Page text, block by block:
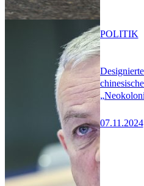
07.11.2024
POLITIK